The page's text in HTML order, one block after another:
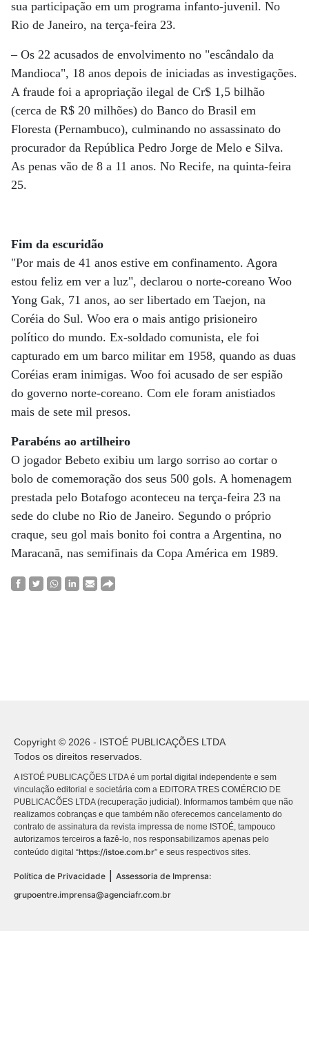
sua participação em um programa infanto-juvenil. No
Rio de Janeiro, na terça-feira 23.
– Os 22 acusados de envolvimento no "escândalo da
Mandioca", 18 anos depois de iniciadas as investigações.
A fraude foi a apropriação ilegal de Cr$ 1,5 bilhão
(cerca de R$ 20 milhões) do Banco do Brasil em
Floresta (Pernambuco), culminando no assassinato do
procurador da República Pedro Jorge de Melo e Silva.
As penas vão de 8 a 11 anos. No Recife, na quinta-feira
25.
Fim da escuridão
"Por mais de 41 anos estive em confinamento. Agora
estou feliz em ver a luz", declarou o norte-coreano Woo
Yong Gak, 71 anos, ao ser libertado em Taejon, na
Coréia do Sul. Woo era o mais antigo prisioneiro
político do mundo. Ex-soldado comunista, ele foi
capturado em um barco militar em 1958, quando as duas
Coréias eram inimigas. Woo foi acusado de ser espião
do governo norte-coreano. Com ele foram anistiados
mais de sete mil presos.
Parabéns ao artilheiro
O jogador Bebeto exibiu um largo sorriso ao cortar o
bolo de comemoração dos seus 500 gols. A homenagem
prestada pelo Botafogo aconteceu na terça-feira 23 na
sede do clube no Rio de Janeiro. Segundo o próprio
craque, seu gol mais bonito foi contra a Argentina, no
Maracanã, nas semifinais da Copa América em 1989.
Copyright © 2026 - ISTOÉ PUBLICAÇÕES LTDA
Todos os direitos reservados.
A ISTOÉ PUBLICAÇÕES LTDA é um portal digital independente e sem
vinculação editorial e societária com a EDITORA TRES COMÉRCIO DE
PUBLICACÕES LTDA (recuperação judicial). Informamos também que não
realizamos cobranças e que também não oferecemos cancelamento do
contrato de assinatura da revista impressa de nome ISTOÉ, tampouco
autorizamos terceiros a fazê-lo, nos responsabilizamos apenas pelo
conteúdo digital “https://istoe.com.br” e seus respectivos sites.
Política de Privacidade
Assessoria de Imprensa:
grupoentre.imprensa@agenciafr.com.br